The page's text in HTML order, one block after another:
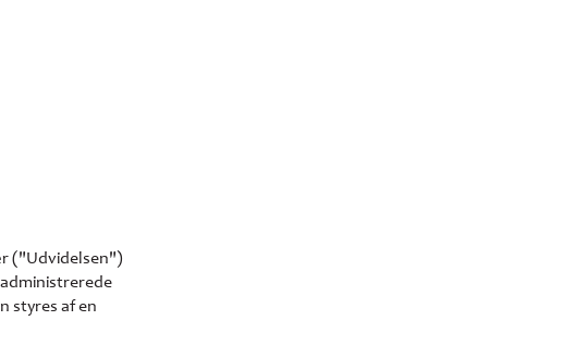
("Udvidelsen")
styres af en